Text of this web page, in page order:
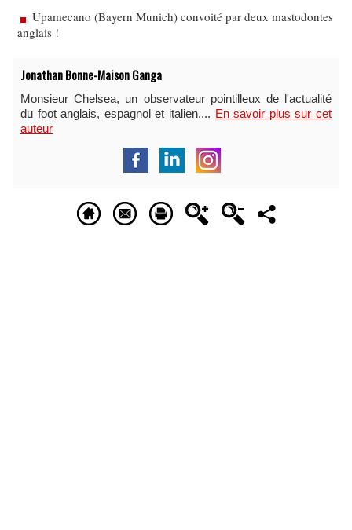
Upamecano (Bayern Munich) convoité par deux mastodontes
anglais !
Jonathan Bonne-Maison Ganga
Monsieur Chelsea, un observateur pointilleux de l'actualité
du foot anglais, espagnol et italien,... En savoir plus sur cet
auteur